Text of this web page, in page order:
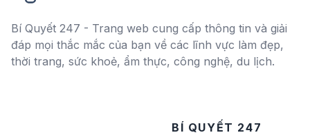
Bí Quyết 247 - Trang web cung cấp thông tin và giải
đáp mọi thắc mắc của bạn về các lĩnh vực làm đẹp,
thời trang, sức khoẻ, ẩm thực, công nghệ, du lịch.
BÍ QUYẾT 247